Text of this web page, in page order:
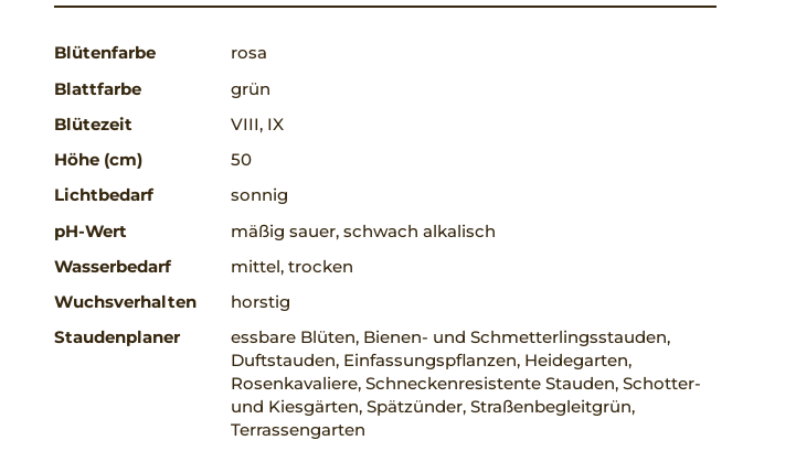
Blütenfarbe
rosa
Blattfarbe
grün
Blütezeit
VIII, IX
Höhe (cm)
50
Lichtbedarf
sonnig
pH-Wert
mäßig sauer, schwach alkalisch
Wasserbedarf
mittel, trocken
Wuchsverhalten
horstig
Staudenplaner
essbare Blüten, Bienen- und Schmetterlingsstauden,
Duftstauden, Einfassungspflanzen, Heidegarten,
Rosenkavaliere, Schneckenresistente Stauden, Schotter-
und Kiesgärten, Spätzünder, Straßenbegleitgrün,
Terrassengarten